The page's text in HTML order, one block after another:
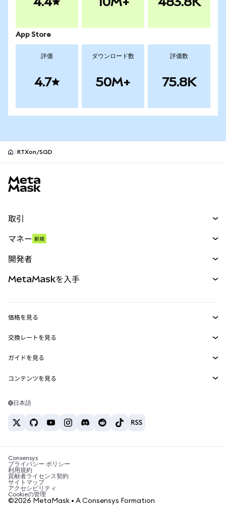
App Store
評価
4.7
ダウンロード数
50M+
評価数
75.8K
RTXon/SGD
取引
パーペチュアル
RWA
マネー 新規
開発者
MetaMask Connect
Snaps
Web3サービス
MetaMaskを入手
セキュリティ
サポート
キャリア
お問い合わせ
価格を見る
イーサリアムの価格
Solanaの価格
Tetherの価格
交換レートを見る
ETH→USD
USDT→INR
BTC→INR
ETH→USDT
ガイドを見る
ETHの購入
USDTの購入
SHIBの購入
BNBの購入
コンテンツを見る
Solanaウォレット
税制関連ニュース
暗号資産の購入方法は？
ビットコインを売るには？
日本語
Consensys
プライバシー ポリシー
利用規約
貢献者ライセンス契約
サイトマップ
アクセシビリティ
Cookieの管理
©2026 MetaMask • A Consensys Formation